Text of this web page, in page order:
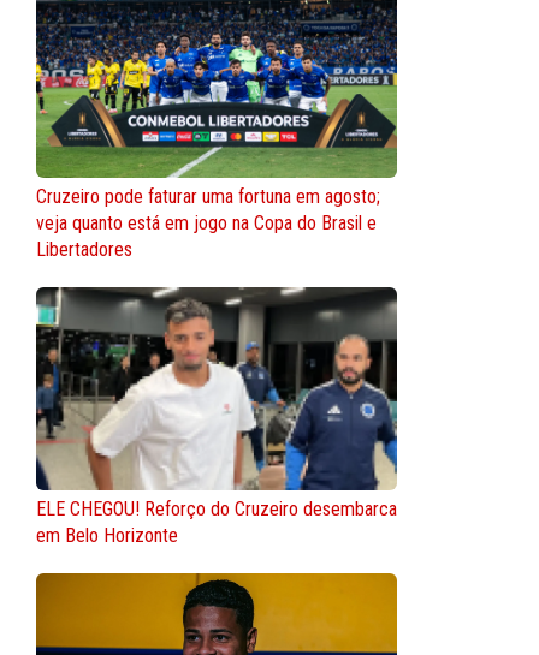
Cruzeiro pode faturar uma fortuna em agosto;
veja quanto está em jogo na Copa do Brasil e
Libertadores
ELE CHEGOU! Reforço do Cruzeiro desembarca
em Belo Horizonte